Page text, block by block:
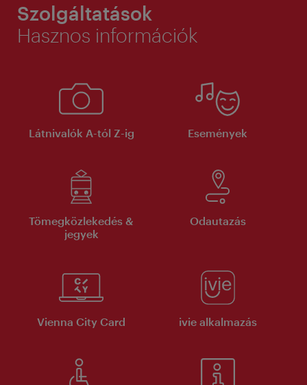
Szolgáltatások
Hasznos információk
Látnivalók A-tól Z-ig Események
Tömegközlekedés &
jegyek
Odautazás
Vienna City Card ivie alkalmazás